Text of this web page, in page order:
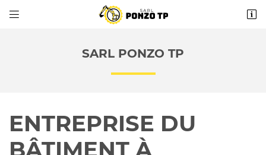
 
SARL PONZO TP
ENTREPRISE DU
BÂTIMENT À